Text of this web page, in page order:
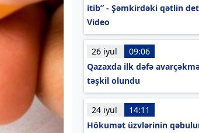
itib” - Şəmkirdəki qətlin
Video
26 iyul
09:06
Qazaxda ilk dəfə
təşkil olundu
24 iyul
14:11
Hökumət üzvlərinin